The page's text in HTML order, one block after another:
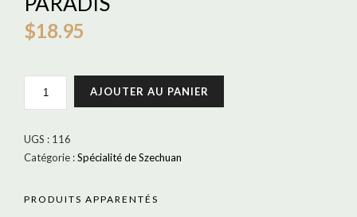
$18.95
CROUSTILLANTS
PARADIS
AJOUTER AU PANIER
UGS : 116
Catégorie :Spécialité de Szechuan
PRODUITS APPARENTÉS